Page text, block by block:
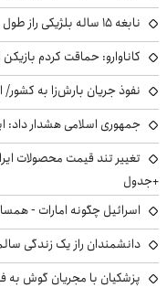
نابغه ۱۵ ساله بلژیکی راز طول عمر و توقف پیری انسان را کشف می‌کند؟
کاناوارو: حماقت کردم
نفوذ جریان بارش‌زا به کشور/
جمهوری اسلامی هشدار
+جدول
اسرائیل چگونه امارات -
دانشمندان راز یک زندگی
پزشکیان با مجریان گوش به